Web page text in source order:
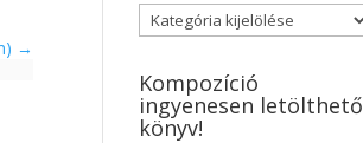
Blogbejegyzések
kategóriái
Kompozíció
ingyenesen letölthető
könyv!